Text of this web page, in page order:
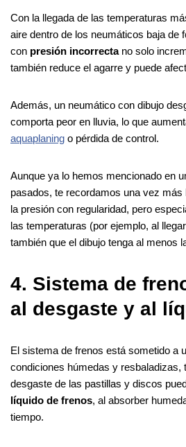
Con la llegada de las temperaturas
aire dentro de los neumáticos baja de
con presión incorrectano solo
también reduce el agarre y puede
Además, un neumático con dibujo
comporta peor en lluvia, lo que
aquaplaning o pérdida de control.
Aunque ya lo hemos mencionado en
pasados, te recordamos una vez
la presión con regularidad, pero
las temperaturas (por ejemplo, al
también que el dibujo tenga al menos
4. Sistema de
al desgaste y al
El sistema de frenos está sometido a
condiciones húmedas y resbaladizas,
desgaste de las pastillas y discos
líquido de frenos, al absorber
tiempo.